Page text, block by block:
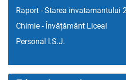
Raport - Starea invatamantului
Chimie - Învățământ Liceal
Personal I.S.J.